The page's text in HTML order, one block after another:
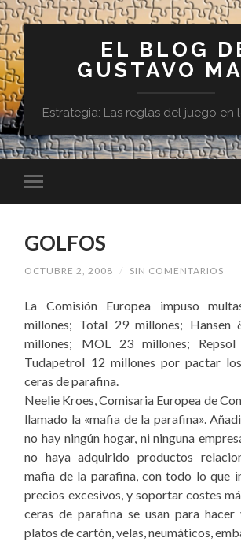
EL BLOG
GUSTAVO
Estrategia: Las reglas del juego en
GOLFOS
OCTUBRE 2, 2008 / SIN COMENTARIOS
La Comisión Europea impuso
millones; Total 29 millones; Hansen
millones; MOL 23 millones; Repsol
Tudapetrol 12 millones por pactar
ceras de parafina.
Neelie Kroes,Comisaria Europea de
llamado la «mafia de la parafina».
no hay ningún hogar, ni ninguna
no haya adquirido productos
mafia de la parafina, con todo lo que
precios excesivos, y soportar costes
ceras de parafina se usan para hacer
platos de cartón, velas, neumáticos,